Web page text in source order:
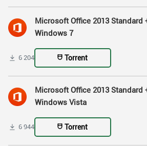
Microsoft Office 2013 Standard
Windows 7
6 204 Torrent
Microsoft Office 2013 Standard
Windows Vista
6 944 Torrent